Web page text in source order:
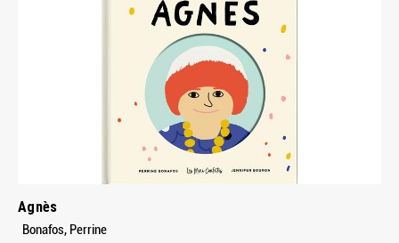
Agnès
Bonafos, Perrine